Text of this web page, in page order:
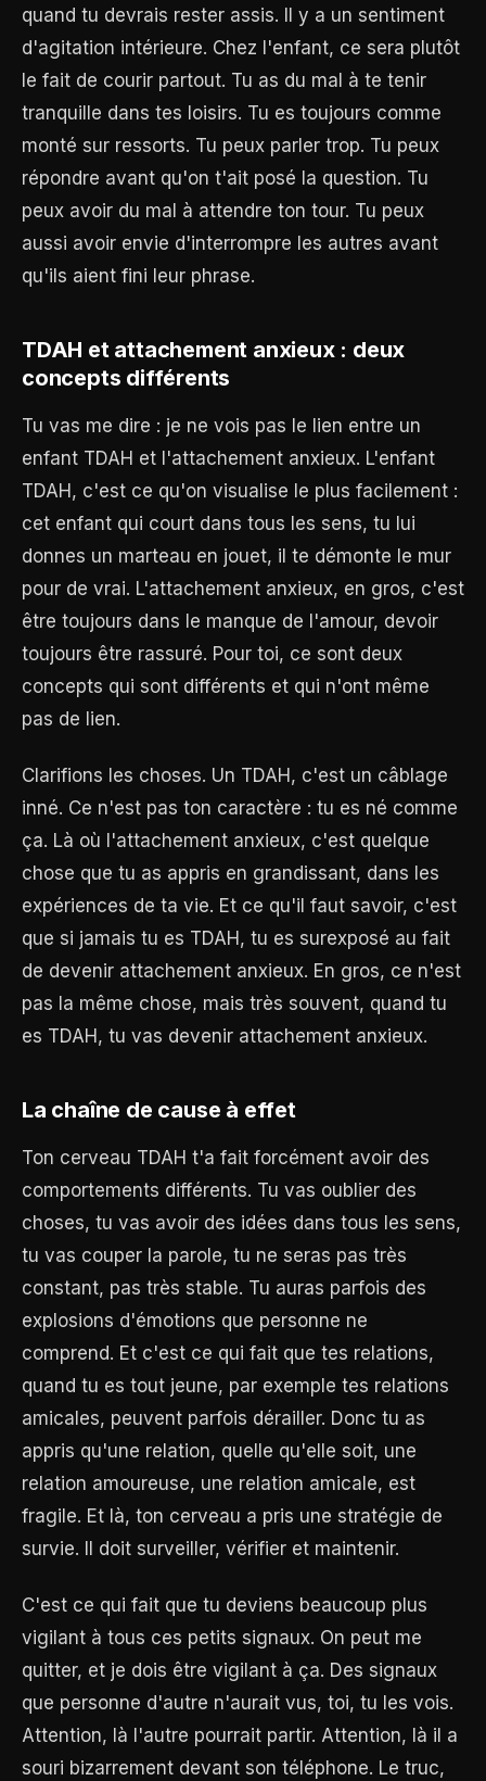
quand tu devrais rester assis. Il y a un sentiment
d'agitation intérieure. Chez l'enfant, ce sera plutôt
le fait de courir partout. Tu as du mal à te tenir
tranquille dans tes loisirs. Tu es toujours comme
monté sur ressorts. Tu peux parler trop. Tu peux
répondre avant qu'on t'ait posé la question. Tu
peux avoir du mal à attendre ton tour. Tu peux
aussi avoir envie d'interrompre les autres avant
qu'ils aient fini leur phrase.
TDAH et attachement anxieux : deux
concepts différents
Tu vas me dire : je ne vois pas le lien entre un
enfant TDAH et l'attachement anxieux. L'enfant
TDAH, c'est ce qu'on visualise le plus facilement :
cet enfant qui court dans tous les sens, tu lui
donnes un marteau en jouet, il te démonte le mur
pour de vrai. L'attachement anxieux, en gros, c'est
être toujours dans le manque de l'amour, devoir
toujours être rassuré. Pour toi, ce sont deux
concepts qui sont différents et qui n'ont même
pas de lien.
Clarifions les choses. Un TDAH, c'est un câblage
inné. Ce n'est pas ton caractère : tu es né comme
ça. Là où l'attachement anxieux, c'est quelque
chose que tu as appris en grandissant, dans les
expériences de ta vie. Et ce qu'il faut savoir, c'est
que si jamais tu es TDAH, tu es surexposé au fait
de devenir attachement anxieux. En gros, ce n'est
pas la même chose, mais très souvent, quand tu
es TDAH, tu vas devenir attachement anxieux.
La chaîne de cause à effet
Ton cerveau TDAH t'a fait forcément avoir des
comportements différents. Tu vas oublier des
choses, tu vas avoir des idées dans tous les sens,
tu vas couper la parole, tu ne seras pas très
constant, pas très stable. Tu auras parfois des
explosions d'émotions que personne ne
comprend. Et c'est ce qui fait que tes relations,
quand tu es tout jeune, par exemple tes relations
amicales, peuvent parfois dérailler. Donc tu as
appris qu'une relation, quelle qu'elle soit, une
relation amoureuse, une relation amicale, est
fragile. Et là, ton cerveau a pris une stratégie de
survie. Il doit surveiller, vérifier et maintenir.
C'est ce qui fait que tu deviens beaucoup plus
vigilant à tous ces petits signaux. On peut me
quitter, et je dois être vigilant à ça. Des signaux
que personne d'autre n'aurait vus, toi, tu les vois.
Attention, là l'autre pourrait partir. Attention, là il a
souri bizarrement devant son téléphone. Le truc,